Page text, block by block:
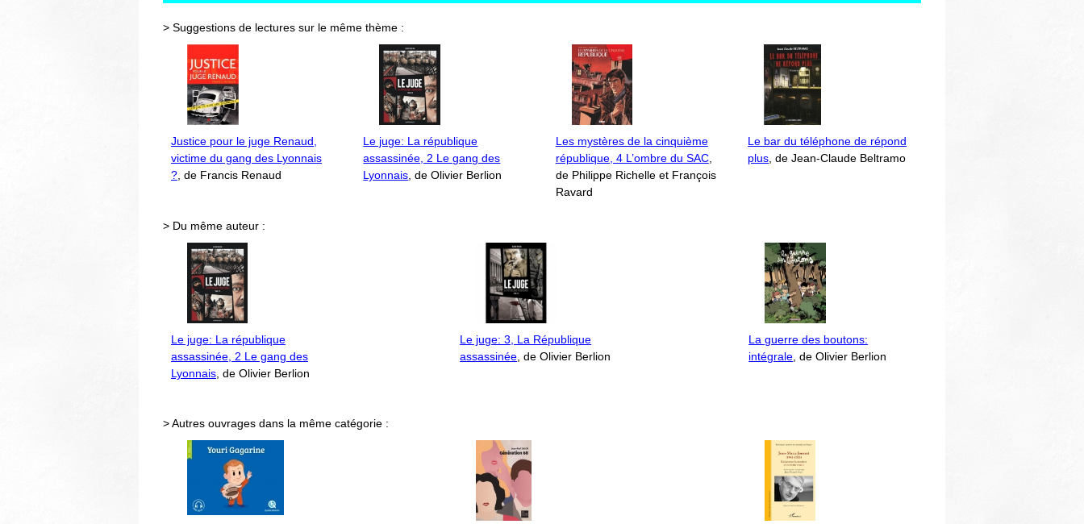
> Suggestions de lectures sur le même thème :
Justice pour le juge Renaud,
victime du gang des Lyonnais
?, de Francis Renaud
Le juge: La république
assassinée, 2 Le gang des
Lyonnais, de Olivier Berlion
Les mystères de la cinquième
république, 4 L’ombre du SAC,
de Philippe Richelle et François
Ravard
Le bar du téléphone de répond
plus, de Jean-Claude Beltramo
> Du même auteur :
Le juge: La république
assassinée, 2 Le gang des
Lyonnais, de Olivier Berlion
Le juge: 3, La République
assassinée, de Olivier Berlion
La guerre des boutons:
intégrale, de Olivier Berlion
> Autres ouvrages dans la même catégorie :